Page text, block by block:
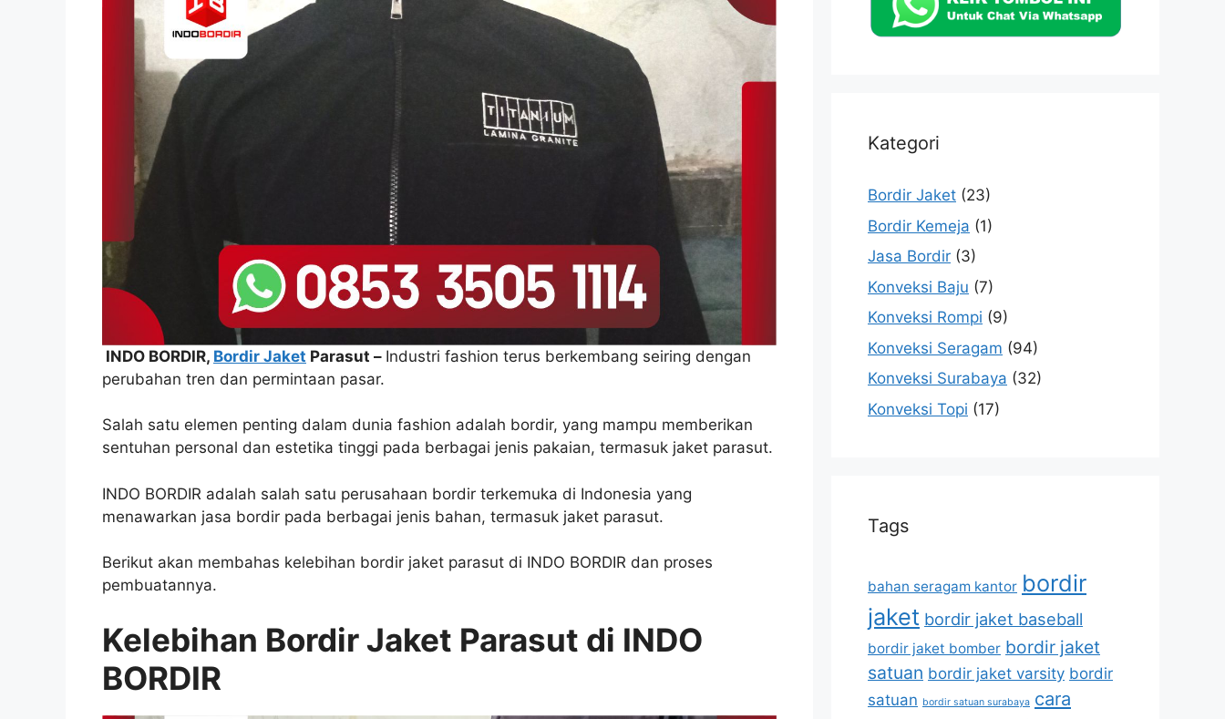
INDO BORDIR, Bordir Jaket Parasut – Industri fashion terus berkembang seiring dengan
perubahan tren dan permintaan pasar.
Salah satu elemen penting dalam dunia fashion adalah bordir, yang mampu memberikan
sentuhan personal dan estetika tinggi pada berbagai jenis pakaian, termasuk jaket parasut.
INDO BORDIR adalah salah satu perusahaan bordir terkemuka di Indonesia yang
menawarkan jasa bordir pada berbagai jenis bahan, termasuk jaket parasut.
Berikut akan membahas kelebihan bordir jaket parasut di INDO BORDIR dan proses
pembuatannya.
Kelebihan Bordir Jaket Parasut di INDO
BORDIR
Kategori
Bordir Jaket (23)
Bordir Kemeja (1)
Jasa Bordir (3)
Konveksi Baju (7)
Konveksi Rompi (9)
Konveksi Seragam (94)
Konveksi Surabaya (32)
Konveksi Topi (17)
Tags
bahan seragam kantor bordir
jaket bordir jaket baseball
bordir jaket bomber bordir jaket
satuan bordir jaket varsity bordir
satuan bordir satuan surabaya cara